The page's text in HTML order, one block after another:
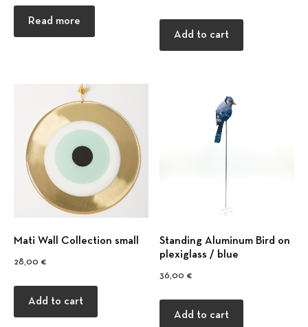
Read more
Add to cart
Mati Wall Collection small
28,00 €
Add to cart
Standing Aluminum Bird on
plexiglass / blue
36,00 €
Add to cart